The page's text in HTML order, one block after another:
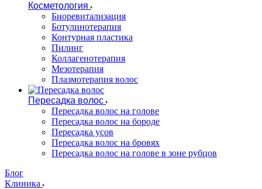
Косметология
Биоревитализация
Ботулинотерапия
Контурная пластика
Пилинг
Коллагенотерапия
Мезотерапия
Плазмотерапия волос
Пересадка волос
Пересадка волос на голове
Пересадка волос на бороде
Пересадка усов
Пересадка волос на бровях
Пересадка волос на голове в зоне рубцов
Блог
Клиника